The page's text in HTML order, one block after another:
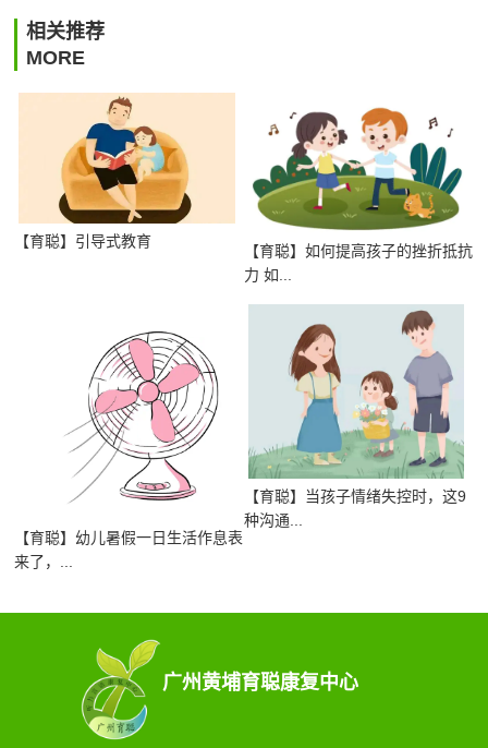
相关推荐
MORE
【育聪】引导式教育
【育聪】如何提高孩子的挫折抵抗
力 如...
【育聪】幼儿暑假一日生活作息表
来了，...
【育聪】当孩子情绪失控时，这9
种沟通...
广州黄埔育聪康复中心